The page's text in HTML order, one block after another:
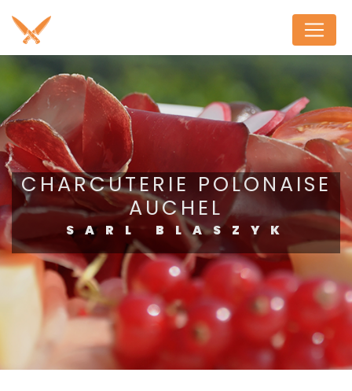
CHARCUTERIE POLONAISE
AUCHEL
SARL BLASZYK